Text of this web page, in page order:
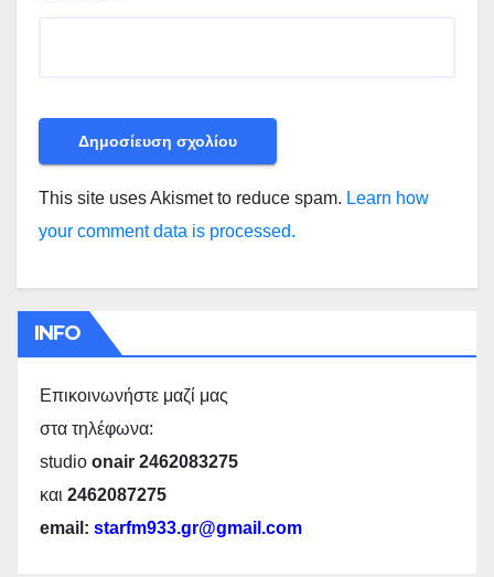
This site uses Akismet to reduce spam. Learn how
your comment data is processed.
INFO
Επικοινωνήστε μαζί μας
στα τηλέφωνα:
studio onair 2462083275
και 2462087275
email: starfm933.gr@gmail.com